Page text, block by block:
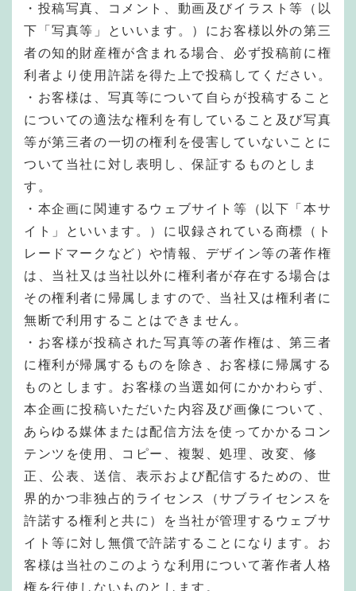
・投稿写真、コメント、動画及びイラスト等（以
下「写真等」といいます。）にお客様以外の第三
者の知的財産権が含まれる場合、必ず投稿前に権
利者より使用許諾を得た上で投稿してください。
・お客様は、写真等について自らが投稿すること
についての適法な権利を有していること及び写真
等が第三者の一切の権利を侵害していないことに
ついて当社に対し表明し、保証するものとしま
す。
・本企画に関連するウェブサイト等（以下「本サ
イト」といいます。）に収録されている商標（ト
レードマークなど）や情報、デザイン等の著作権
は、当社又は当社以外に権利者が存在する場合は
その権利者に帰属しますので、当社又は権利者に
無断で利用することはできません。
・お客様が投稿された写真等の著作権は、第三者
に権利が帰属するものを除き、お客様に帰属する
ものとします。お客様の当選如何にかかわらず、
本企画に投稿いただいた内容及び画像について、
あらゆる媒体または配信方法を使ってかかるコン
テンツを使用、コピー、複製、処理、改変、修
正、公表、送信、表示および配信するための、世
界的かつ非独占的ライセンス（サブライセンスを
許諾する権利と共に）を当社が管理するウェブサ
イト等に対し無償で許諾することになります。お
客様は当社のこのような利用について著作者人格
権を行使しないものとします。